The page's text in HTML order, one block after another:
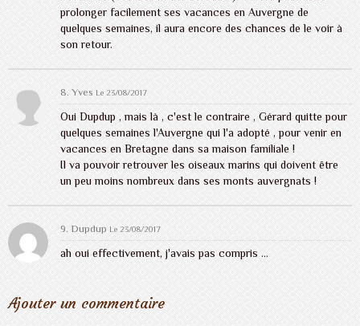
prolonger facilement ses vacances en Auvergne de
quelques semaines, il aura encore des chances de le voir à
son retour.
8. YvesLe 23/08/2017
Oui Dupdup , mais là , c'est le contraire , Gérard quitte pour
quelques semaines l'Auvergne qui l'a adopté , pour venir en
vacances en Bretagne dans sa maison familiale !
Il va pouvoir retrouver les oiseaux marins qui doivent être
un peu moins nombreux dans ses monts auvergnats !
9.Dupdup Le 23/08/2017
ah oui effectivement, j'avais pas compris ...
Ajouter un commentaire